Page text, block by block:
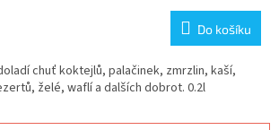
Do košíku
chuť koktejlů, palačinek, zmrzlin, kaší,
želé, waflí a dalších dobrot. 0.2l